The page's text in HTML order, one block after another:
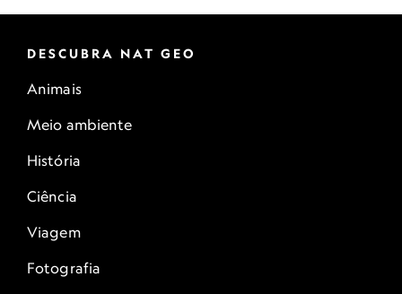
DESCUBRA NAT GEO
Animais
Meio ambiente
História
Ciência
Viagem
Fotografia